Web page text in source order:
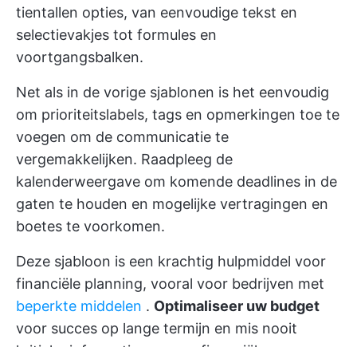
tientallen opties, van eenvoudige tekst en
selectievakjes tot formules en
voortgangsbalken.
Net als in de vorige sjablonen is het eenvoudig
om prioriteitslabels, tags en opmerkingen toe te
voegen om de communicatie te
vergemakkelijken. Raadpleeg de
kalenderweergave om komende deadlines in de
gaten te houden en mogelijke vertragingen en
boetes te voorkomen.
Deze sjabloon is een krachtig hulpmiddel voor
financiële planning, vooral voor bedrijven met
beperkte middelen . Optimaliseer uw budget
voor succes op lange termijn en mis nooit